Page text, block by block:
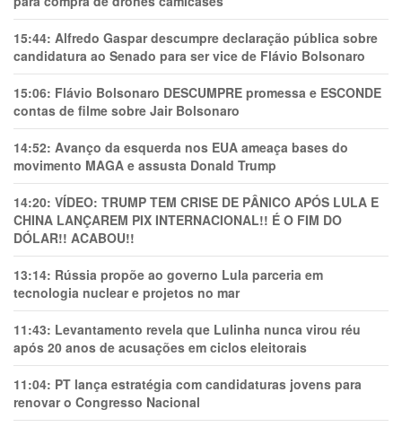
15:44: Alfredo Gaspar descumpre declaração pública sobre
candidatura ao Senado para ser vice de Flávio Bolsonaro
15:06: Flávio Bolsonaro DESCUMPRE promessa e ESCONDE
contas de filme sobre Jair Bolsonaro
14:52: Avanço da esquerda nos EUA ameaça bases do
movimento MAGA e assusta Donald Trump
14:20: VÍDEO: TRUMP TEM CRlSE DE PÂNlCO APÓS LULA E
CHINA LANÇAREM PIX INTERNACIONAL!! É O FIM DO
DÓLAR!! ACABOU!!
13:14: Rússia propõe ao governo Lula parceria em
tecnologia nuclear e projetos no mar
11:43: Levantamento revela que Lulinha nunca virou réu
após 20 anos de acusações em ciclos eleitorais
11:04: PT lança estratégia com candidaturas jovens para
renovar o Congresso Nacional